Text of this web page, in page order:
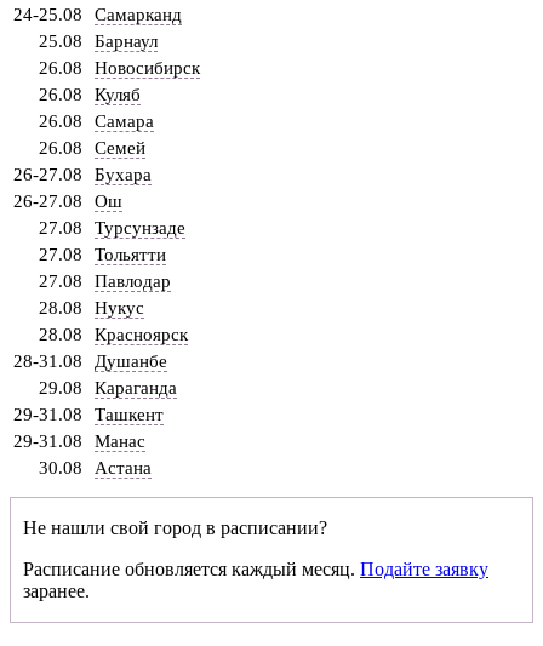
24-25.08
Самарканд
25.08
Барнаул
26.08
Новосибирск
26.08
Куляб
26.08
Самара
26.08
Семей
26-27.08
Бухара
26-27.08
Ош
27.08
Турсунзаде
27.08
Тольятти
27.08
Павлодар
28.08
Нукус
28.08
Красноярск
28-31.08
Душанбе
29.08
Караганда
29-31.08
Ташкент
29-31.08
Манас
30.08
Астана
Не нашли свой город в расписании?
Расписание обновляется каждый месяц. Подайте заявку
заранее.